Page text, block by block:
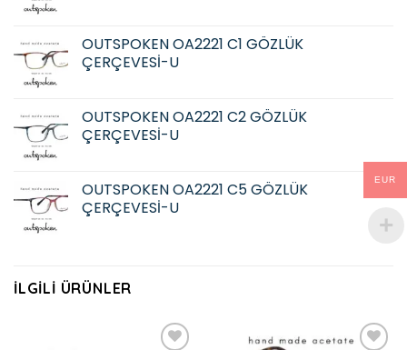
OUTSPOKEN OA2221 C1 GÖZLÜK
ÇERÇEVESİ-U
OUTSPOKEN OA2221 C2 GÖZLÜK
ÇERÇEVESİ-U
OUTSPOKEN OA2221 C5 GÖZLÜK
ÇERÇEVESİ-U
İLGILI ÜRÜNLER
EUR